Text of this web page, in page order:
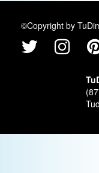
©Copyright by